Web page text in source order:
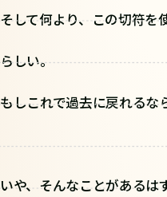
そして何より、この切符を
らしい。
もしこれで過去に戻れるな
いや、そんなことがあるは